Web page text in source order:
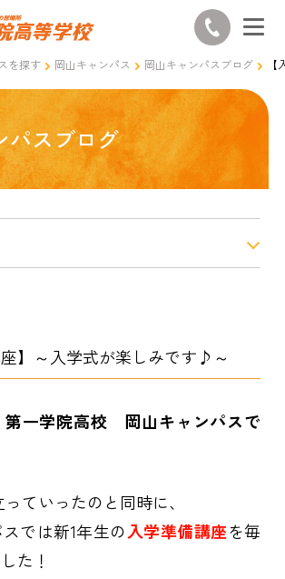
を探す 岡山キャンパス 岡山キャンパスブログ
パスブログ
座】～入学式が楽しみです♪～
第一学院高校 岡山キャンパスで
ていったのと同時に、
では新1年生の入学準備講座を毎
た！